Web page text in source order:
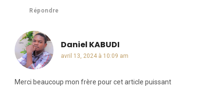
Répondre
Daniel KABUDI
avril 13, 2024 à 10:09 am
Merci beaucoup mon frère pour cet article puissant